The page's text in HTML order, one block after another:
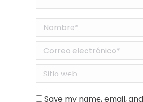
Nombre *
Correo electrónico *
Sitio web
Save my name, email,